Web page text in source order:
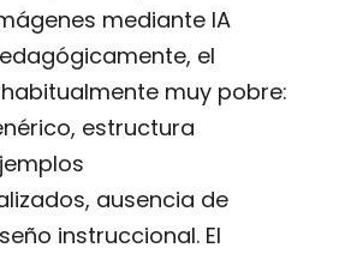
mediante IA
el
muy pobre:
estructura
ausencia de
instruccional. El